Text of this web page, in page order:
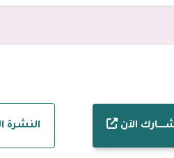
الآن النشرة